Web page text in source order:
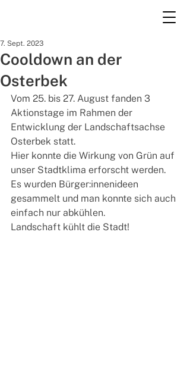
Cooldown an der
Osterbek
7. Sept. 2023
Vom 25. bis 27. August fanden 3
Aktionstage im Rahmen der
Entwicklung der Landschaftsachse
Osterbek statt.
Hier konnte die Wirkung von Grün auf
unser Stadtklima erforscht werden.
Es wurden Bürger:innenideen
gesammelt und man konnte sich auch
einfach nur abkühlen.
Landschaft kühlt die Stadt!